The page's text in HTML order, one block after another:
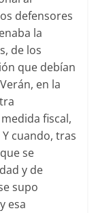
defensores
la
de los
que debían
en la
fiscal,
cuando, tras
se
y de
supo
esa